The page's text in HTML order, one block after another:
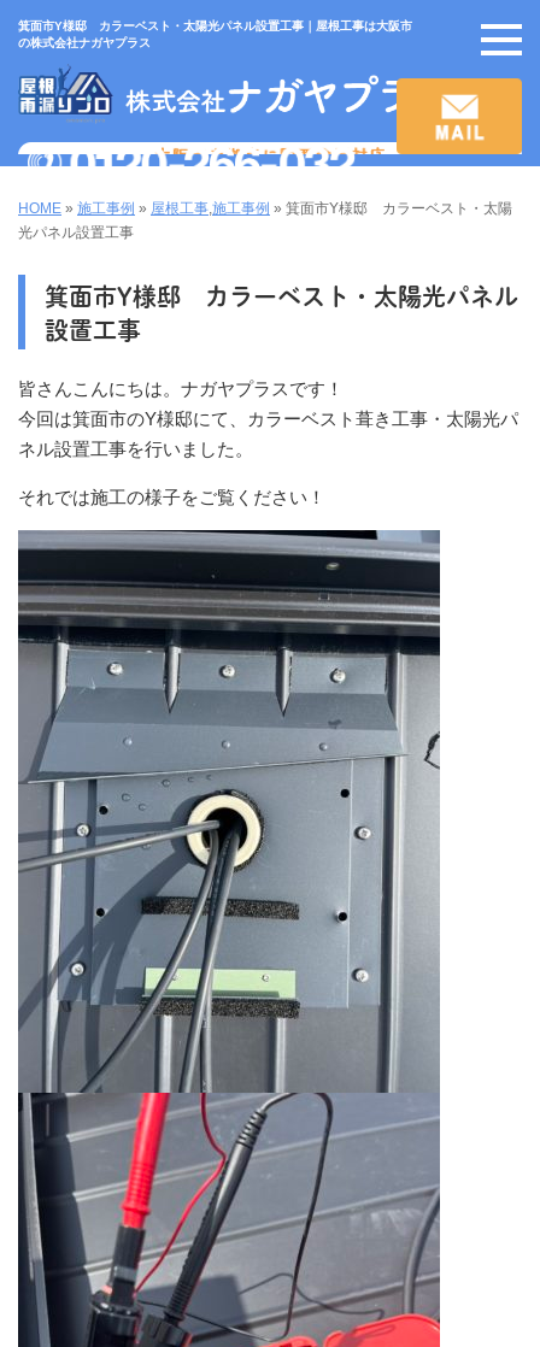
箕面市Y様邸 カラーベスト・太陽光パネル設置工事｜屋根工事は大阪市
の株式会社ナガヤプラス
HOME » 施工事例 » 屋根工事 施工事例 » 箕面市Y様邸 カラーベスト・太陽
光パネル設置工事
箕面市Y様邸 カラーベスト・太陽光パネル
設置工事
皆さんこんにちは。ナガヤプラスです！
今回は箕面市のY様邸にて、カラーベスト葺き工事・太陽光パ
ネル設置工事を行いました。
それでは施工の様子をご覧ください！